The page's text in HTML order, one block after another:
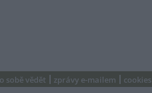
sobě vědět zprávy e-mailem cookies